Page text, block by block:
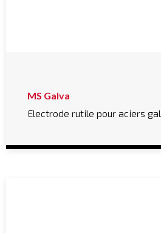
MS Galva
Electrode rutile pour aciers